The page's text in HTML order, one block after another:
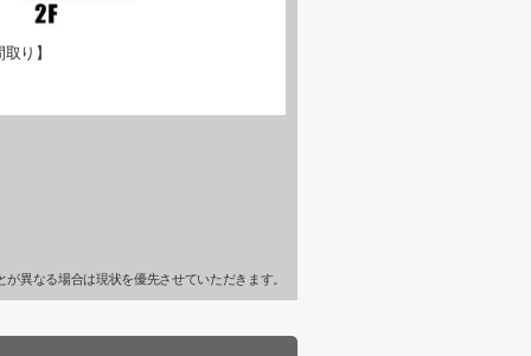
り】
異なる場合は現状を優先させていただきます。